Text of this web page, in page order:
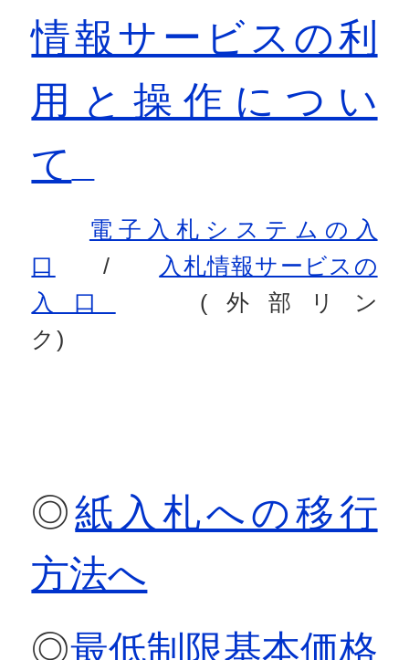
情報サービスの利
用と操作につい
て
電子入札システムの入
口
/
入札情報サービスの
入口
(外部リン
ク)
◎紙入札への移行
方法へ
◎最低制限基本価格